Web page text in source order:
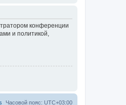
конференции
и политикой,
Часовой пояс: UTC+03:00